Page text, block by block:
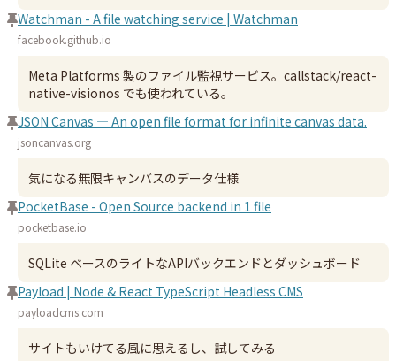
Watchman - A file watching service | Watchman
facebook.github.io
Meta Platforms 製のファイル監視サービス。callstack/react-
native-visionos でも使われている。
JSON Canvas — An open file format for infinite canvas data.
jsoncanvas.org
気になる無限キャンバスのデータ仕様
PocketBase - Open Source backend in 1 file
pocketbase.io
SQLite ベースのライトなAPIバックエンドとダッシュボード
Payload | Node & React TypeScript Headless CMS
payloadcms.com
サイトもいけてる風に思えるし、試してみる